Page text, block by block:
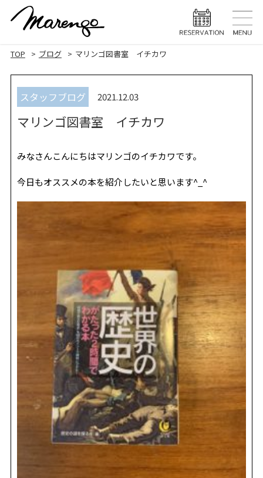
MENU メニュー
HEAD SPA
EYELASH
STAFF スタッフ
BLOG ブログ
REVIEW
SALON INFO 店舗情報
RECRUIT 採用情報
お電話でご予約
TOP ブログ マリンゴ図書室 イチカワ
スタッフブログ 2021.12.03
マリンゴ図書室 イチカワ
みなさんこんにちはマリンゴのイチカワです。
今日もオススメの本を紹介したいと思います^_^